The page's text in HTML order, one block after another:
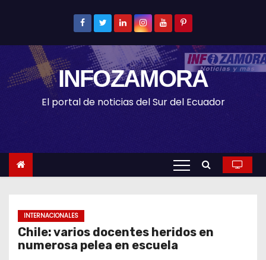
t
e
INFOZAMORA
El portal de noticias del Sur del Ecuador
INTERNACIONALES
Chile: varios docentes heridos en
numerosa pelea en escuela